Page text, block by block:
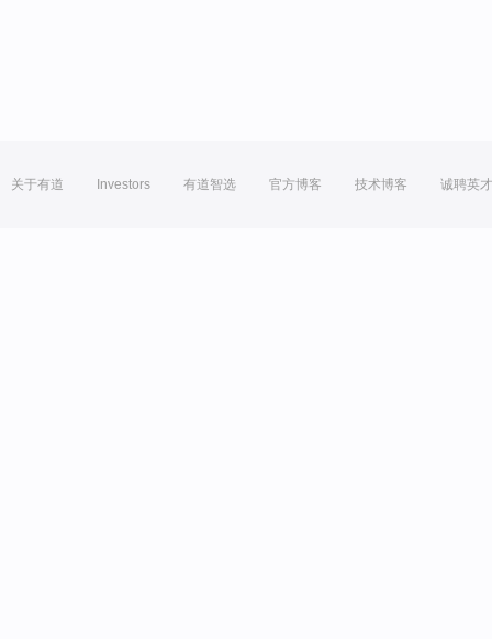
关于有道 Investors 有道智选 官方博客 技术博客 诚聘英才